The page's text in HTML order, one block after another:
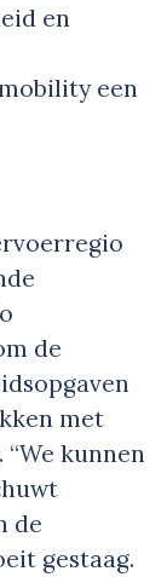
en
een
de
met
kunnen
de
gestaag.